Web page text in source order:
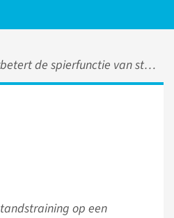
spierfunctie van statine-gebruikers
op een